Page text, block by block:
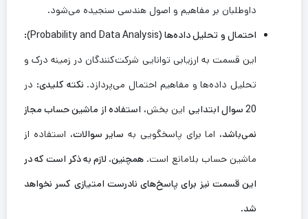
داوطلبان بر مفاهیم و اصول هندسی سنجیده می‌شود.
احتمال و تحلیل داده‌ها (Probability and Data Analysis):
این قسمت به ارزیابی توانایی شرکت‌کنندگان در زمینه درک و
تحلیل داده‌ها و مفاهیم احتمال می‌پردازد. نکته کلیدی: در
20 سوال ابتدایی
این بخش، استفاده از ماشین حساب مجاز
نمی‌باشد، اما برای پاسخگویی به سایر سوالات، استفاده از
ماشین حساب بلامانع است. همچنین، لازم به ذکر است که در
این قسمت نیز برای پاسخ‌های نادرست امتیازی کسر نخواهد
شد.